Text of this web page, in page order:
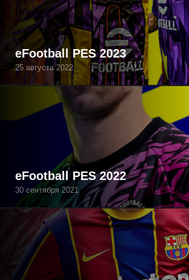
eFootball PES 2023
25 августа 2022
eFootball PES 2022
30 сентября 2021